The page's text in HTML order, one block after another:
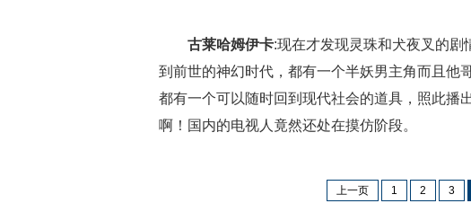
古莱哈姆伊卡:现在才发现灵珠和犬夜叉的剧
到前世的神幻时代，都有一个半妖男主角而且他
都有一个可以随时回到现代社会的道具，照此播
啊！国内的电视人竟然还处在摸仿阶段。
上一页 1 2 3